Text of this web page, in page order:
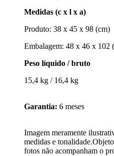
Medidas (c x l x a)
Produto: 38 x 45 x 98 (cm)
Embalagem: 48 x 46 x 102
Peso líquido / bruto
15,4 kg / 16,4 kg
Garantia: 6 meses
Imagem meramente
medidas e
fotos não acompanham o